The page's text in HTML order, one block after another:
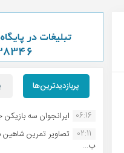
پربازدیدترین‌ها
06:16 ایرانجوان سه
02:11
تصاویر تمرین
ب...